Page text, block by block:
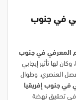
في جنوب
المعرفي في جنوب
لها تأثير إيجابي
العنصري. وطوال
في جنوب إفريقيا
في تحقيق نهضة